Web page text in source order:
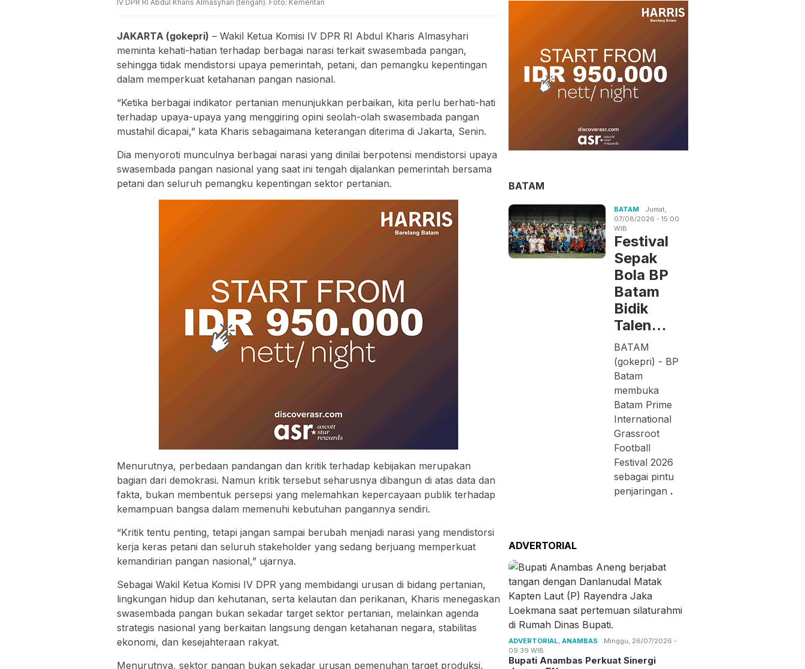
IV DPR RI Abdul Kharis Almasyhari (tengah). Foto: Kementan
JAKARTA (gokepri) – Wakil Ketua Komisi IV DPR RI Abdul Kharis Almasyhari
meminta kehati-hatian terhadap berbagai narasi terkait swasembada pangan,
sehingga tidak mendistorsi upaya pemerintah, petani, dan pemangku kepentingan
dalam memperkuat ketahanan pangan nasional.
“Ketika berbagai indikator pertanian menunjukkan perbaikan, kita perlu berhati-hati
terhadap upaya-upaya yang menggiring opini seolah-olah swasembada pangan
mustahil dicapai,” kata Kharis sebagaimana keterangan diterima di Jakarta, Senin.
Dia menyoroti munculnya berbagai narasi yang dinilai berpotensi mendistorsi upaya
swasembada pangan nasional yang saat ini tengah dijalankan pemerintah bersama
petani dan seluruh pemangku kepentingan sektor pertanian.
Menurutnya, perbedaan pandangan dan kritik terhadap kebijakan merupakan
bagian dari demokrasi. Namun kritik tersebut seharusnya dibangun di atas data dan
fakta, bukan membentuk persepsi yang melemahkan kepercayaan publik terhadap
kemampuan bangsa dalam memenuhi kebutuhan pangannya sendiri.
“Kritik tentu penting, tetapi jangan sampai berubah menjadi narasi yang mendistorsi
kerja keras petani dan seluruh stakeholder yang sedang berjuang memperkuat
kemandirian pangan nasional,” ujarnya.
Sebagai Wakil Ketua Komisi IV DPR yang membidangi urusan di bidang pertanian,
lingkungan hidup dan kehutanan, serta kelautan dan perikanan, Kharis menegaskan
swasembada pangan bukan sekadar target sektor pertanian, melainkan agenda
strategis nasional yang berkaitan langsung dengan ketahanan negara, stabilitas
ekonomi, dan kesejahteraan rakyat.
Menurutnya, sektor pangan bukan sekadar urusan pemenuhan target produksi,
BATAM
BATAM
Jumat,
07/08/2026 - 15:00
WIB
Festival
Sepak
Bola BP
Batam
Bidik
Talen…
BATAM
(gokepri) - BP
Batam
membuka
Batam Prime
International
Grassroot
Football
Festival 2026
sebagai pintu
penjaringan .
ADVERTORIAL
ADVERTORIAL ,ANAMBAS
Minggu, 26/07/2026 -
09:39 WIB
Bupati Anambas Perkuat Sinergi